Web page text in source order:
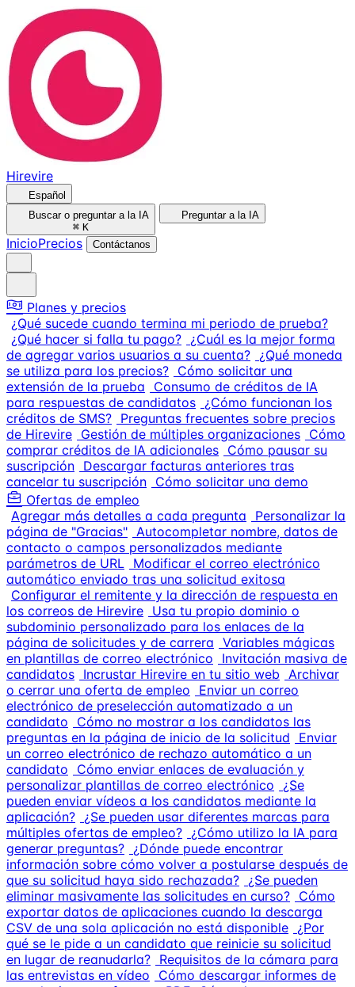
Hirevire
Español
Buscar o preguntar a la IA
⌘ K
Preguntar a la IA
InicioPrecios Contáctanos
Planes y precios
¿Qué sucede cuando termina mi periodo de prueba?
¿Qué hacer si falla tu pago? ¿Cuál es la mejor forma
de agregar varios usuarios a su cuenta? ¿Qué moneda
se utiliza para los precios? Cómo solicitar una
extensión de la prueba
Consumo de créditos de IA
para respuestas de candidatos ¿Cómo funcionan los
créditos de SMS? Preguntas frecuentes sobre precios
de Hirevire Gestión de múltiples organizaciones Cómo
comprar créditos de IA adicionales Cómo pausar su
suscripción Descargar facturas anteriores tras
cancelar tu suscripción Cómo solicitar una demo
Ofertas de empleo
Agregar más detalles a cada pregunta
Personalizar la
página de "Gracias" Autocompletar nombre, datos de
contacto o campos personalizados mediante
parámetros de URL Modificar el correo electrónico
automático enviado tras una solicitud exitosa
Configurar el remitente y la dirección de respuesta en
los correos de Hirevire Usa tu propio dominio o
subdominio personalizado para los enlaces de la
página de solicitudes y de carrera Variables mágicas
en plantillas de correo electrónico
Invitación masiva de
candidatos Incrustar Hirevire en tu sitio web Archivar
o cerrar una oferta de empleo
Enviar un correo
electrónico de preselección automatizado a un
candidato
Cómo no mostrar a los candidatos las
preguntas en la página de inicio de la solicitud
Enviar
un correo electrónico de rechazo automático a un
candidato
Cómo enviar enlaces de evaluación y
personalizar plantillas de correo electrónico
¿Se
pueden enviar vídeos a los candidatos mediante la
aplicación? ¿Se pueden usar diferentes marcas para
múltiples ofertas de empleo? ¿Cómo utilizo la IA para
generar preguntas? ¿Dónde puede encontrar
información sobre cómo volver a postularse después de
que su solicitud haya sido rechazada? ¿Se pueden
eliminar masivamente las solicitudes en curso? Cómo
exportar datos de aplicaciones cuando la descarga
CSV de una sola aplicación no está disponible ¿Por
qué se le pide a un candidato que reinicie su solicitud
en lugar de reanudarla? Requisitos de la cámara para
las entrevistas en vídeo
Cómo descargar informes de